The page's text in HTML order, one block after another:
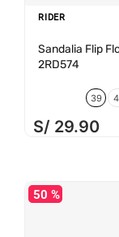
RIDER
Sandalia Flip
2RD574
39
S/ 29.90
50 %